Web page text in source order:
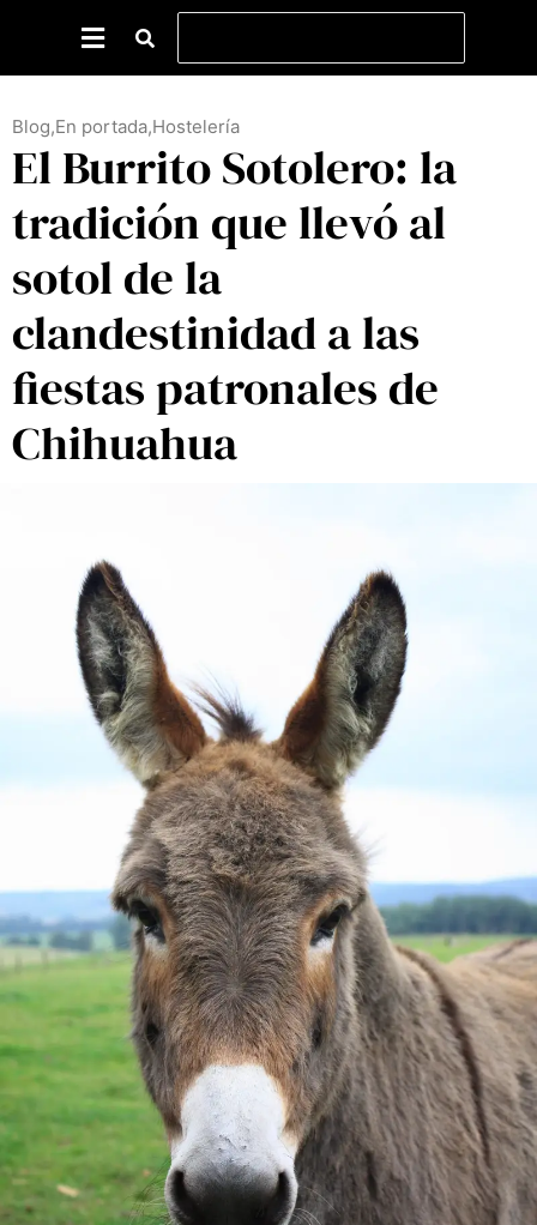
Blog,En portada,Hostelería
El Burrito Sotolero: la
tradición que llevó al
sotol de la
clandestinidad a las
fiestas patronales de
Chihuahua